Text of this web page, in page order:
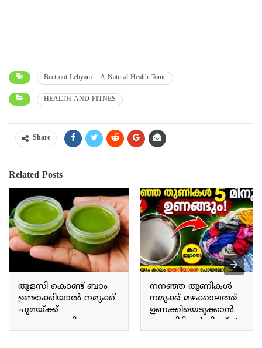
Beetroot Lehyam – A Natural Health Tonic
HEALTH AND FITNES
Share
Related Posts
തുളസി കൊണ്ട് ബാം
ഉണ്ടാക്കിയാൽ നമുക്ക്
ചുമയ്ക്ക്
ജലദോഷത്തിനും
ഇതൊരു പരിഹാരം
നനഞ്ഞ തുണികൾ
നമുക്ക് മഴക്കാലത്ത്
ഉണക്കിയെടുക്കാൻ
ഒരു കിടിലൻ ട്രിക്ക്. A
great trick to dry wet